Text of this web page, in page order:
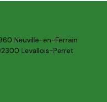
Neuville-en-Ferrain
Levallois-Perret